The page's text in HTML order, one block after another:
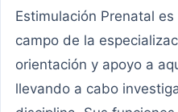
Estimulación Prenatal
campo de la
orientación y apoyo a
llevando a cabo